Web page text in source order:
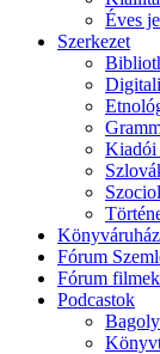
Éves
Szerkezet
Kiadói
Könyváruház
Fórum
Fórum filmek
Podcastok